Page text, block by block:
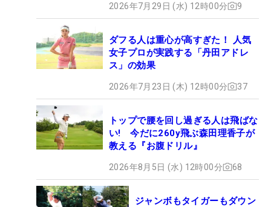
2026年7月29日 (水) 12時00分 9
ダフる人は重心が高すぎた！ 人気
女子プロが実践する「丹田アドレ
ス」の効果
2026年7月23日 (木) 12時00分 37
トップで腰を回し過ぎる人は飛ばな
い! 今だに260y飛ぶ森田理香子が
教える『お腹ドリル』
2026年8月5日 (水) 12時00分 68
ジャンボもタイガーもダウン